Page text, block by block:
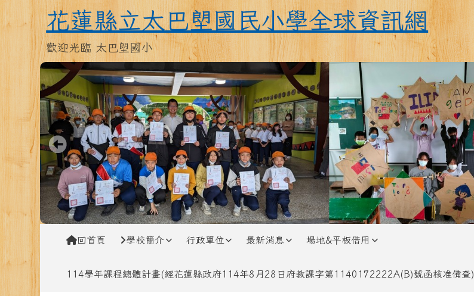
跳至主內容區
花蓮縣立太巴塱國民小學全球資訊網
花蓮縣立太巴塱國民小學全球資訊網
歡迎光臨 太巴塱國小
導覽列 回首頁 學校簡介 行政單位 最新消息 場地&平板借用
114學年課程總體計畫(經花蓮縣政府114年8月28日府教課字第1140172222A(B)號函核准備查)